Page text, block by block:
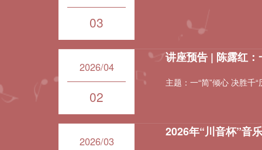
03
2026/04
02
讲座预告 | 陈露红
主题：一“简”倾心 决胜
2026/03
2026年“川音杯”音